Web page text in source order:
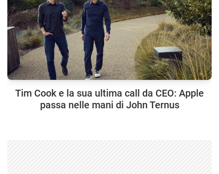
Tim Cook e la sua ultima call da CEO: Apple
passa nelle mani di John Ternus